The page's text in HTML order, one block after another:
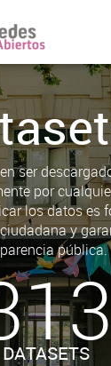
ser
por
los datos es
y
pública.
DATASETS